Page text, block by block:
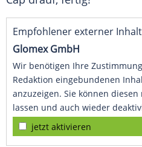
Empfohlener externer
Glomex GmbH
Wir benötigen Ihre
Redaktion eingebundenen
anzuzeigen. Sie können
lassen und auch wieder
jetzt aktivieren